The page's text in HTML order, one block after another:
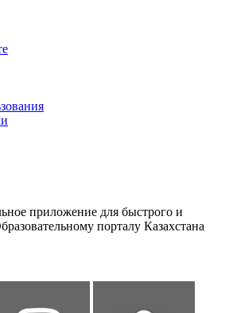
приложение для быстрого и
порталу Казахстана